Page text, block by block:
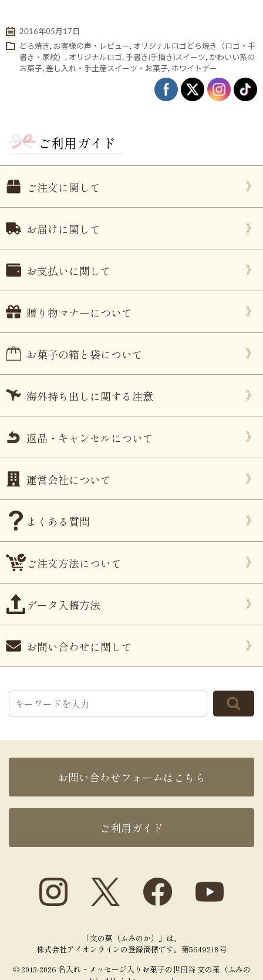
退職・異動の挨拶におすすめのお菓子ギ
もらっ
失敗し
2016年05月17日
どら焼き, お客様の声・レビュー, オリジナルロゴどら焼き（ロゴ・手
書き・家紋） , オリジナルロゴ, 手書き(手描き)スイーツ, かわいい系の
お菓子, 差し入れ・手土産スイーツ・お菓子, ホワイトデー
ご利用ガイド
ご注文に関して
お届けに関して
お支払いに関して
贈り物マナーについて
お菓子の箱と袋について
海外持ち出しに関する注意
返品・キャンセルについて
運営会社について
よくある質問
ご注文方法について
データ入稿方法
お問い合わせに関して
お問い合わせフォームはこちら
ご利用ガイド
「文の菓（ふみのか）」は、
株式会社アイオンラインの登録商標です。第5649218号
© 2013-2026 名入れ・メッセージ入りお菓子の世田谷 文の菓（ふみの